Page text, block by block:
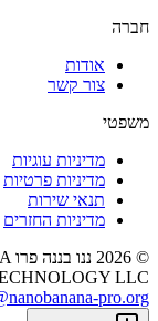
חברה
אודות
צור קשר
משפטי
מדיניות עוגיות
מדיניות פרטיות
תנאי שירות
מדיניות החזרים
©
2026 ננו בננה פרו
LLC
pro.org